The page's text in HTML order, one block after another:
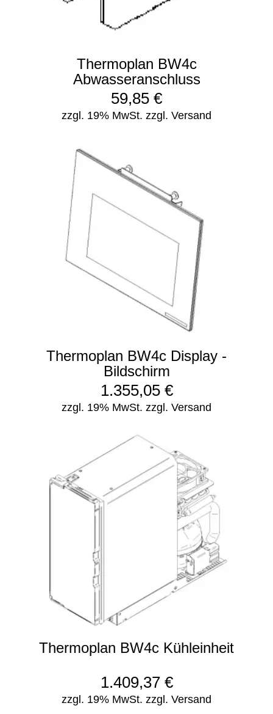
Thermoplan BW4c
Abwasseranschluss
zzgl. 19% MwSt. zzgl. Versand
59,85 €
Thermoplan BW4c Display -
Bildschirm
zzgl. 19% MwSt. zzgl. Versand
1.355,05€
Thermoplan BW4c Kühleinheit
zzgl. 19% MwSt. zzgl. Versand
1.409,37€